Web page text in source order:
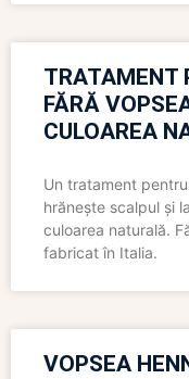
TRATAMENT
FĂRĂ
CULOAREA
Un tratament
hrănește scalpul și
culoarea naturală.
fabricat în Italia.
VOPSEA